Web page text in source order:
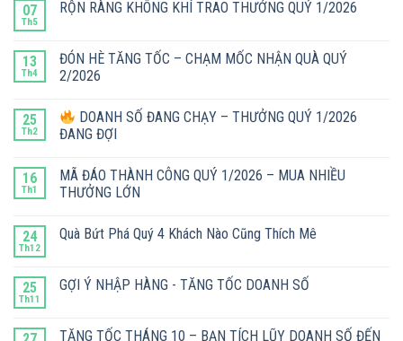
07
Th5
RỘN RÀNG KHÔNG KHÍ TRAO THƯỞNG QUÝ 1/2026
13
Th4
ĐÓN HÈ TĂNG TỐC – CHẠM MỐC NHẬN QUÀ QUÝ
2/2026
25
Th2
DOANH SỐ ĐANG CHẠY – THƯỞNG QUÝ 1/2026
ĐANG ĐỢI
16
Th1
MÃ ĐÁO THÀNH CÔNG QUÝ 1/2026 – MUA NHIỀU
THƯỞNG LỚN
24
Th12
Quà Bứt Phá Quý 4 Khách Nào Cũng Thích Mê
25
Th11
GỢI Ý NHẬP HÀNG - TĂNG TỐC DOANH SỐ
TĂNG TỐC THÁNG 10 – BẠN TÍCH LŨY DOANH SỐ ĐẾN